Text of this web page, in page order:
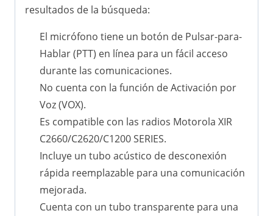
resultados de la búsqueda:
El micrófono tiene un botón de Pulsar-para-
Hablar (PTT) en línea para un fácil acceso
durante las comunicaciones.
No cuenta con la función de Activación por
Voz (VOX).
Es compatible con las radios Motorola XIR
C2660/C2620/C1200 SERIES.
Incluye un tubo acústico de desconexión
rápida reemplazable para una comunicación
mejorada.
Cuenta con un tubo transparente para una